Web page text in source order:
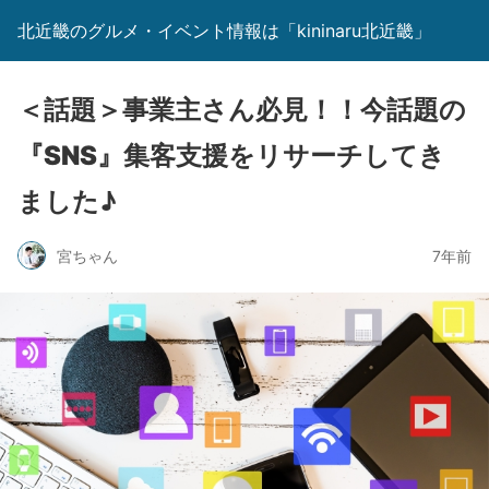
北近畿のグルメ・イベント情報は「kininaru北近畿」
＜話題＞事業主さん必見！！今話題の
『SNS』集客支援をリサーチしてき
ました♪
宮ちゃん 7年前